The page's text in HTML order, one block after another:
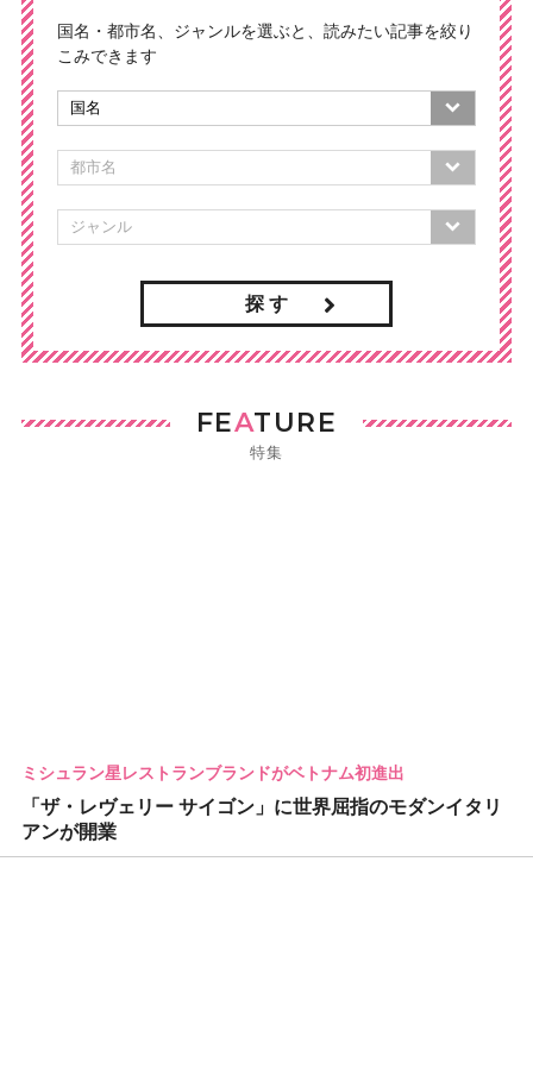
国名・都市名、ジャンルを選ぶと、読みたい記事を絞り
こみできます
探 す
FEATURE
特集
ミシュラン星レストランブランドがベトナム初進出
「ザ・レヴェリー サイゴン」に世界屈指のモダンイタリ
アンが開業